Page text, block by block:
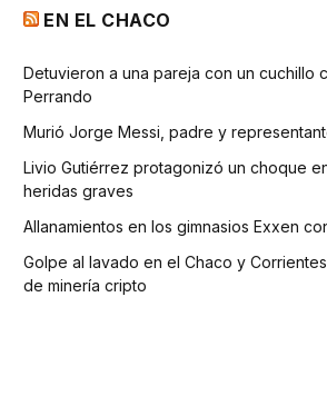
EN EL CHACO
Detuvieron a una pareja con un cuchillo
Perrando
Murió Jorge Messi, padre y
Livio Gutiérrez protagonizó un choque
heridas graves
Allanamientos en los gimnasios Exxen
Golpe al lavado en el Chaco y
de minería cripto